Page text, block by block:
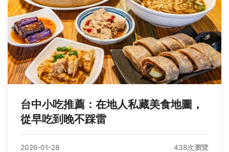
台中小吃推薦：在地人私藏美食地圖，
從早吃到晚不踩雷
2026-01-28 438次瀏覽